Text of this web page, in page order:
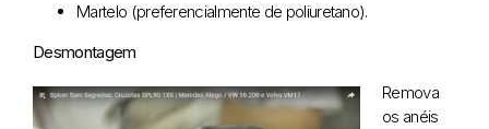
Martelo (preferencialmente de poliuretano).
Desmontagem
Remova
os anéis